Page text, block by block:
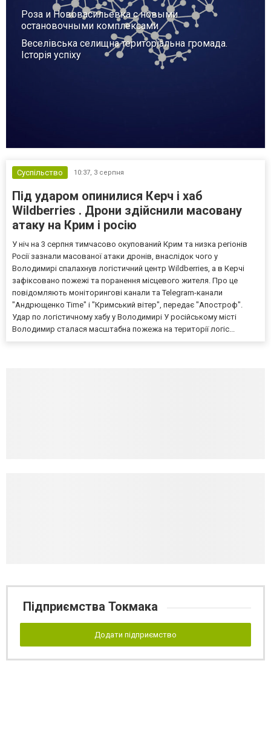
Роза и Нововасильевка с новыми
остановочными комплексами
Веселівська селищна територіальна громада.
Історія успіху
Суспільство 10:37, 3 серпня
Під ударом опинилися Керч і хаб
Wildberries . Дрони здійснили масовану
атаку на Крим і росію
У ніч на 3 серпня тимчасово окупований Крим та низка регіонів
Росії зазнали масованої атаки дронів, внаслідок чого у
Володимирі спалахнув логістичний центр Wildberries, а в Керчі
зафіксовано пожежі та поранення місцевого жителя. Про це
повідомляють моніторингові канали та Telegram-канали
"Андрющенко Time" і "Кримський вітер", передає "Апостроф".
Удар по логістичному хабу у Володимирі У російському місті
Володимир сталася масштабна пожежа на території логіс...
Підприємства Токмака
Додати підприємство